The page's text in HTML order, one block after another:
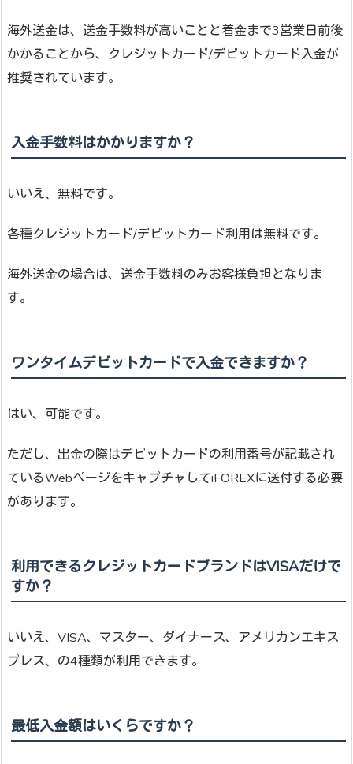
海外送金は、送金手数料が高いことと着金まで3営業日前後
かかることから、クレジットカード/デビットカード入金が
推奨されています。
入金手数料はかかりますか？
いいえ、無料です。
各種クレジットカード/デビットカード利用は無料です。
海外送金の場合は、送金手数料のみお客様負担となりま
す。
ワンタイムデビットカードで入金できますか？
はい、可能です。
ただし、出金の際はデビットカードの利用番号が記載され
ているWebページをキャプチャしてiFOREXに送付する必要
があります。
利用できるクレジットカードブランドはVISAだけで
すか？
いいえ、VISA、マスター、ダイナース、アメリカンエキス
プレス、の4種類が利用できます。
最低入金額はいくらですか？